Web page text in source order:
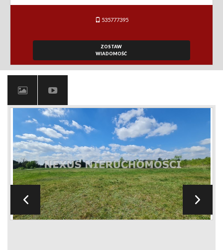
535777395
ZOSTAW
WIADOMOŚĆ